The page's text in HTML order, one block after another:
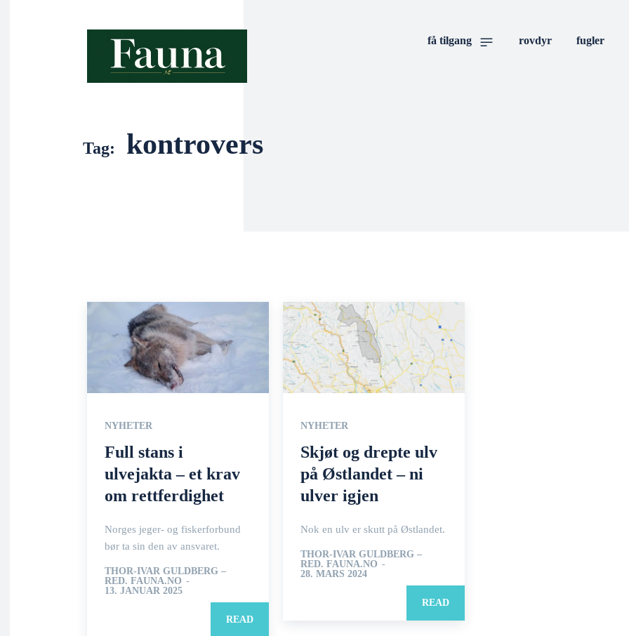
få tilgang rovdyr fugler
Tag: kontrovers
NYHETER
Full stans i
ulvejakta – et krav
om rettferdighet
Norges jeger- og fiskerforbund
bør ta sin den av ansvaret.
THOR-IVAR GULDBERG –
RED. FAUNA.NO -
13. JANUAR 2025
READ
NYHETER
Skjøt og drepte ulv
på Østlandet – ni
ulver igjen
Nok en ulv er skutt på Østlandet.
THOR-IVAR GULDBERG –
RED. FAUNA.NO -
28. MARS 2024
READ